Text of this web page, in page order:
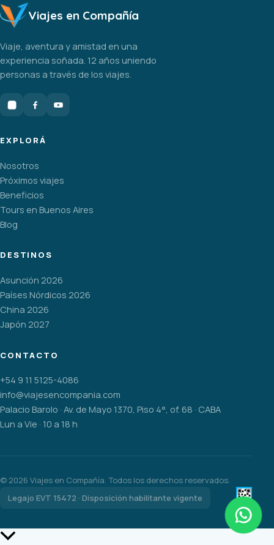
Viajes en Compañía
Viaje, aventura y amistad en una
experiencia soñada. 12 años uniendo
personas a través de los viajes.
EXPLORÁ
Nosotros
Próximos viajes
Beneficios
Tours en Buenos Aires
Blog
DESTINOS
Asunción 2026
Países Nórdicos 2026
China 2026
Japón 2027
CONTACTO
+54 9 11 5125-4086
info@viajesencompania.com
Palacio Barolo · Av. de Mayo 1370, Piso 4°, of. 68 · CABA
Lun a Vie · 10 a 18 h
© 2026 Viajes en Compañía. Todos los derechos reservados.
Legajo EVT 15472 · Disposición habilitante vigente